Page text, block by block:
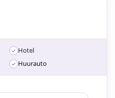
Hotel
Huurauto